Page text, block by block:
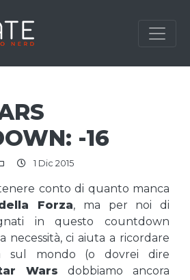
-16
1 Dic 2015
conto di quanto manca
Forza, ma per noi di
in questo countdown
necessità, ci aiuta a ricordare
sul mondo (o dovrei dire
Wars dobbiamo ancora